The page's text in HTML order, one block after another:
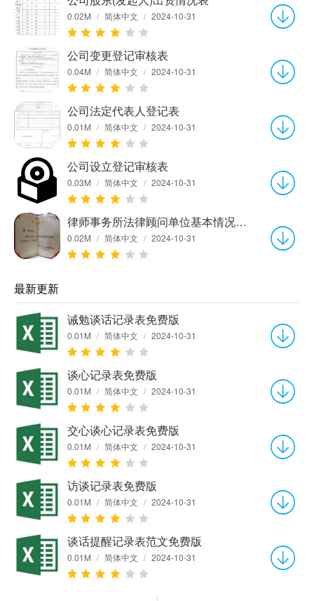
0.02M / 简体中文 / 2024-10-31
公司变更登记审核表
0.04M / 简体中文 / 2024-10-31
公司法定代表人登记表
0.01M / 简体中文 / 2024-10-31
公司设立登记审核表
0.03M / 简体中文 / 2024-10-31
律师事务所法律顾问单位基本情况登记表
0.02M / 简体中文 / 2024-10-31
最新更新
诫勉谈话记录表免费版
0.01M / 简体中文 / 2024-10-31
谈心记录表免费版
0.01M / 简体中文 / 2024-10-31
交心谈心记录表免费版
0.01M / 简体中文 / 2024-10-31
访谈记录表免费版
0.01M / 简体中文 / 2024-10-31
谈话提醒记录表范文免费版
0.01M / 简体中文 / 2024-10-31